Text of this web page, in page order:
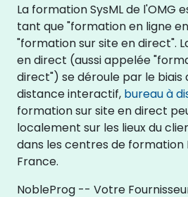
La formation SysML de l'OMG
tant que "formation en ligne
"formation sur site en direct".
en direct (aussi appelée
direct") se déroule par le biais
distance interactif, bureau à
formation sur site en direct
localement sur les lieux du
dans les centres de formation
France.
NobleProg -- Votre